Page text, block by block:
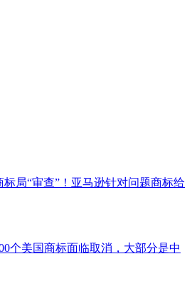
标局“审查”！亚马逊针对问题商标给
个美国商标面临取消，大部分是中